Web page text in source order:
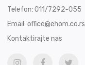
Telefon: 011/7292-055
Email: office@ehom.co.rs
Kontaktirajte nas